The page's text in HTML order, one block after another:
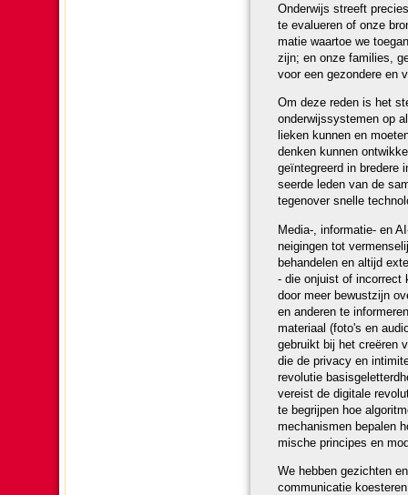
Onder­wijs streeft
te evalueren of onze
ma­tie waartoe we
zijn; en onze families,
voor een gezon­dere en
Om deze reden is het
onder­wijs­sys­te­men op
lieken kunnen en
denken kunnen
geïntegreerd in bre­dere
seerde leden van de
tegen­over snelle
Media-, in­for­ma­tie- en
nei­gingen tot
behan­de­len en altijd
- die onjuist of incorrect
door meer bewust­zijn
en anderen te
ma­te­riaal (foto's en
gebruikt bij het creëren
die de privacy en
revolutie
vereist de digitale
te begrijpen hoe
mechanismen bepalen
mische principes en
We hebben gezichten
com­mu­ni­ca­tie